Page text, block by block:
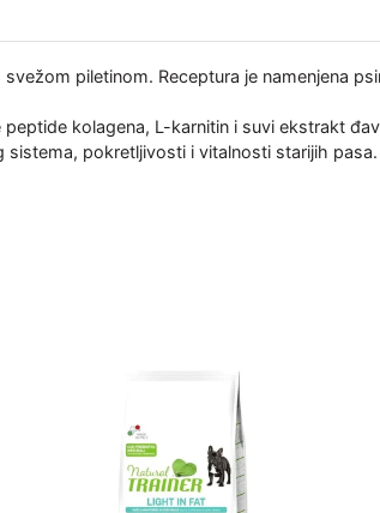
piletinom. Receptura je namenjena
kolagena, L-karnitin i suvi ekstrakt
pokretljivosti i vitalnosti starijih